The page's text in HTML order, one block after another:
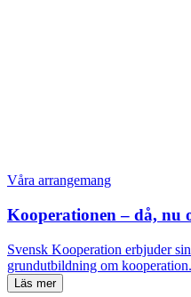
Våra arrangemang
Kooperationen – då, nu
Svensk Kooperation erbjuder
grundutbildning om
Läs mer